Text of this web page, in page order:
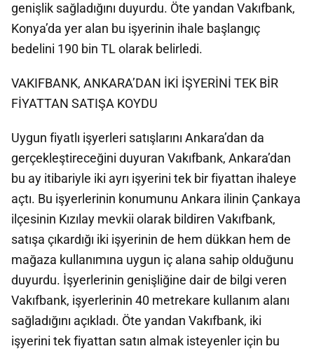
genişlik sağladığını duyurdu. Öte yandan Vakıfbank,
Konya’da yer alan bu işyerinin ihale başlangıç
bedelini 190 bin TL olarak belirledi.
VAKIFBANK, ANKARA’DAN İKİ İŞYERİNİ TEK BİR
FİYATTAN SATIŞA KOYDU
Uygun fiyatlı işyerleri satışlarını Ankara’dan da
gerçekleştireceğini duyuran Vakıfbank, Ankara’dan
bu ay itibariyle iki ayrı işyerini tek bir fiyattan ihaleye
açtı. Bu işyerlerinin konumunu Ankara ilinin Çankaya
ilçesinin Kızılay mevkii olarak bildiren Vakıfbank,
satışa çıkardığı iki işyerinin de hem dükkan hem de
mağaza kullanımına uygun iç alana sahip olduğunu
duyurdu. İşyerlerinin genişliğine dair de bilgi veren
Vakıfbank, işyerlerinin 40 metrekare kullanım alanı
sağladığını açıkladı. Öte yandan Vakıfbank, iki
işyerini tek fiyattan satın almak isteyenler için bu